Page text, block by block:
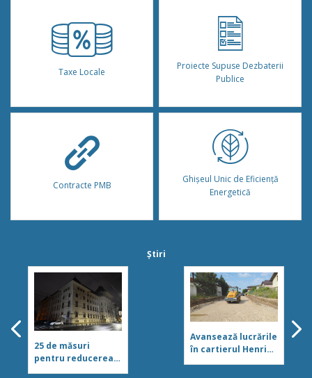
Taxe Locale
Proiecte Supuse Dezbaterii
Publice
Contracte PMB
Ghișeul Unic de Eficiență
Energetică
Știri
25 de măsuri
pentru reducerea
consumului de
Avansează lucrările
în cartierul Henri
Coandă! Am intrat